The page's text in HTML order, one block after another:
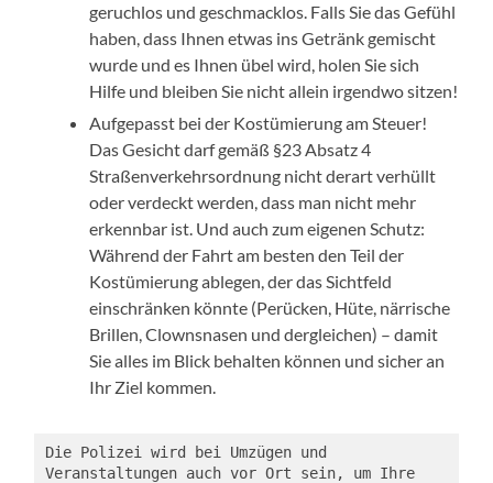
geruchlos und geschmacklos. Falls Sie das Gefühl
haben, dass Ihnen etwas ins Getränk gemischt
wurde und es Ihnen übel wird, holen Sie sich
Hilfe und bleiben Sie nicht allein irgendwo sitzen!
Aufgepasst bei der Kostümierung am Steuer!
Das Gesicht darf gemäß §23 Absatz 4
Straßenverkehrsordnung nicht derart verhüllt
oder verdeckt werden, dass man nicht mehr
erkennbar ist. Und auch zum eigenen Schutz:
Während der Fahrt am besten den Teil der
Kostümierung ablegen, der das Sichtfeld
einschränken könnte (Perücken, Hüte, närrische
Brillen, Clownsnasen und dergleichen) – damit
Sie alles im Blick behalten können und sicher an
Ihr Ziel kommen.
Die Polizei wird bei Umzügen und
Veranstaltungen auch vor Ort sein, um Ihre